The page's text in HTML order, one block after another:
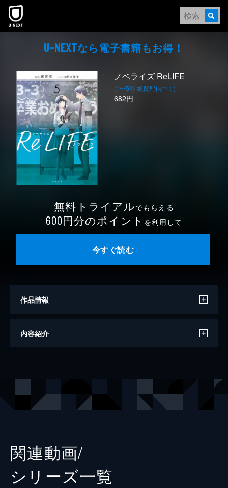
本文へスキップ
U-NEXTなら電⼦書籍もお得！
ノベライズ ReLIFE
(1〜5巻 絶賛配信中！)
682円
無料トライアルでもらえる
600円分のポイント を利用して
今すぐ読む
作品情報
著者
内容紹介
関連動画/
シリーズ⼀覧